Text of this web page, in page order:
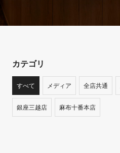
カテゴリ
すべて メディア 全店共通
銀座三越店 麻布十番本店